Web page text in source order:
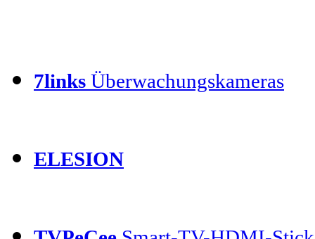
7links Überwachungskameras
ELESION